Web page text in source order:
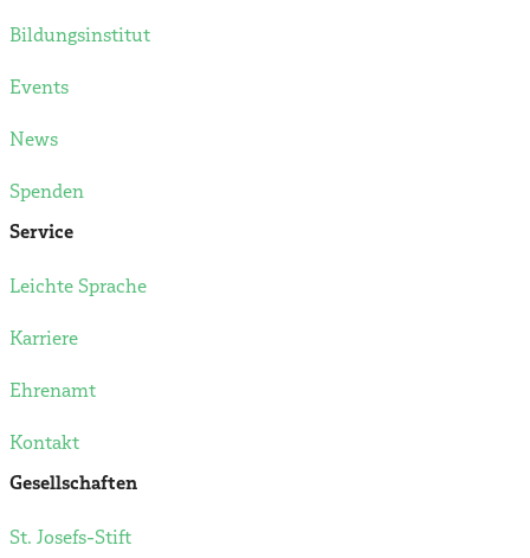
Bildungsinstitut
Events
News
Spenden
Service
Leichte Sprache
Karriere
Ehrenamt
Kontakt
Gesellschaften
St. Josefs-Stift